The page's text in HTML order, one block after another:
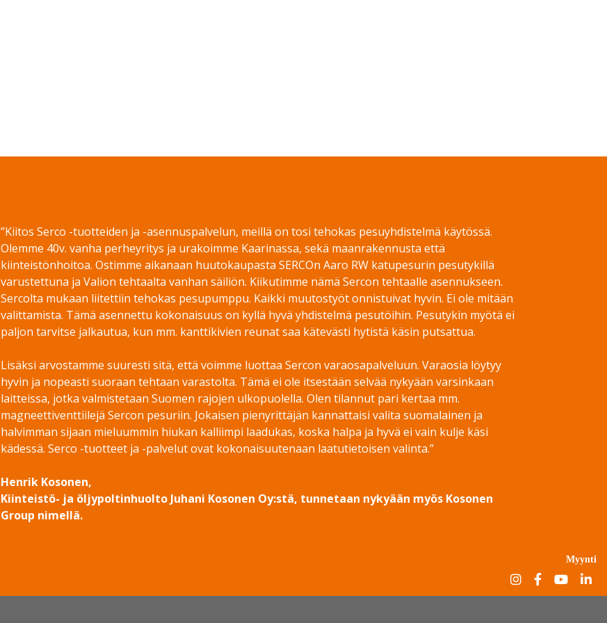
”Kiitos Serco -tuotteiden ja -asennuspalvelun, meillä on tosi tehokas pesuyhdistelmä käytössä.
Olemme 40v. vanha perheyritys ja urakoimme Kaarinassa, sekä maanrakennusta että
kiinteistönhoitoa. Ostimme aikanaan huutokaupasta SERCOn Aaro RW katupesurin pesutykillä
varustettuna ja Valion tehtaalta vanhan säiliön. Kiikutimme nämä Sercon tehtaalle asennukseen.
Sercolta mukaan liitettiin tehokas pesupumppu. Kaikki muutostyöt onnistuivat hyvin. Ei ole mitään
valittamista. Tämä asennettu kokonaisuus on kyllä hyvä yhdistelmä pesutöihin. Pesutykin myötä ei
paljon tarvitse jalkautua, kun mm. kanttikivien reunat saa kätevästi hytistä käsin putsattua.
Lisäksi arvostamme suuresti sitä, että voimme luottaa Sercon varaosapalveluun. Varaosia löytyy
hyvin ja nopeasti suoraan tehtaan varastolta. Tämä ei ole itsestään selvää nykyään varsinkaan
laitteissa, jotka valmistetaan Suomen rajojen ulkopuolella. Olen tilannut pari kertaa mm.
magneettiventtiilejä Sercon pesuriin. Jokaisen pienyrittäjän kannattaisi valita suomalainen ja
halvimman sijaan mieluummin hiukan kalliimpi laadukas, koska halpa ja hyvä ei vain kulje käsi
kädessä. Serco -tuotteet ja -palvelut ovat kokonaisuutenaan laatutietoisen valinta.”
Henrik Kosonen,
Kiinteistö- ja öljypoltinhuolto Juhani Kosonen Oy:stä, tunnetaan nykyään myös Kosonen
Group nimellä.
Myynti